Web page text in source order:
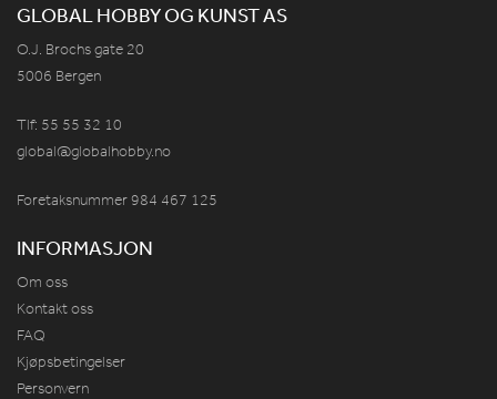
GLOBAL HOBBY OG KUNST AS
O.J. Brochs gate 20
5006 Bergen
Tlf: 55 55 32 10
global@globalhobby.no
Foretaksnummer 984 467 125
INFORMASJON
Om oss
Kontakt oss
FAQ
Kjøpsbetingelser
Personvern